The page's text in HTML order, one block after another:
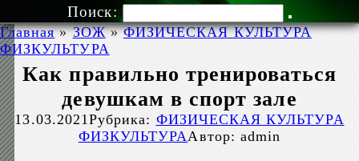
Поиск:
Главная » ЗОЖ » ФИЗИЧЕСКАЯ КУЛЬТУРА
ФИЗКУЛЬТУРА
Как правильно тренироваться
девушкам в спорт зале
13.03.2021Рубрика: ФИЗИЧЕСКАЯ КУЛЬТУРА
ФИЗКУЛЬТУРААвтор: admin